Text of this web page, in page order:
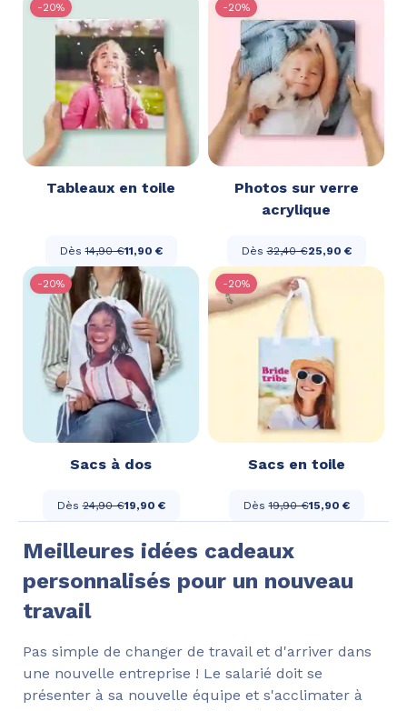
-20%
Tableaux en toile
Dès14,90 €11,90 €
-20%
Photos sur verre
acrylique
Dès32,40 €25,90 €
-20%
Sacs à dos
Dès24,90 €19,90 €
-20%
Sacs en toile
Dès19,90 €15,90 €
Meilleures idées cadeaux
personnalisés pour un nouveau
travail
Pas simple de changer de travail et d'arriver dans
une nouvelle entreprise ! Le salarié doit se
présenter à sa nouvelle équipe et s'acclimater à